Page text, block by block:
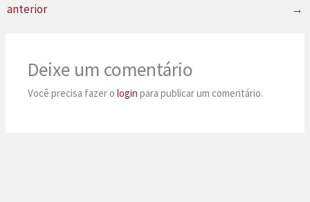
anterior
→
Deixe um comentário
Você precisa fazer ologin para publicar um comentário.